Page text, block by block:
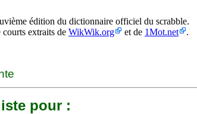
édition du dictionnaire officiel du scrabble.
extraits de WikWik.org et de 1Mot.net .
pour :